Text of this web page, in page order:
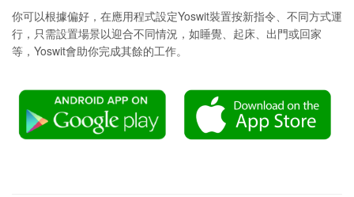
你可以根據偏好，在應用程式設定Yoswit裝置按新指令、不同方式運
行，只需設置場景以迎合不同情況，如睡覺、起床、出門或回家
等，Yoswit會助你完成其餘的工作。